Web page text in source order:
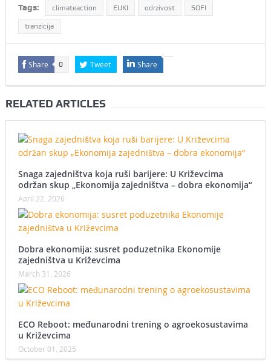
Tags: climateaction EUKI odrzivost SOFI
tranzicija
Share 0 Tweet Share
RELATED ARTICLES
Snaga zajedništva koja ruši barijere: U Križevcima
održan skup „Ekonomija zajedništva – dobra ekonomija“
April 22, 2026
Dobra ekonomija: susret poduzetnika Ekonomije
zajedništva u Križevcima
March 31, 2026
ECO Reboot: međunarodni trening o agroekosustavima
u Križevcima
October 01, 2025